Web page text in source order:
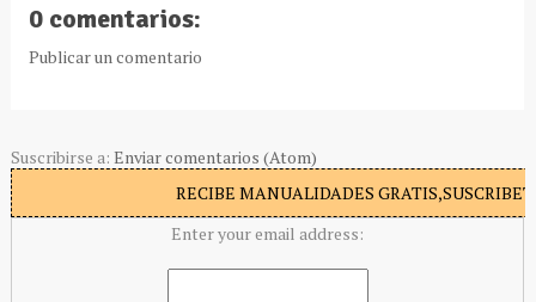
0 comentarios:
Publicar un comentario
Suscribirse a: Enviar comentarios (Atom)
RECIBE MANUALIDADES
Enter your email address: